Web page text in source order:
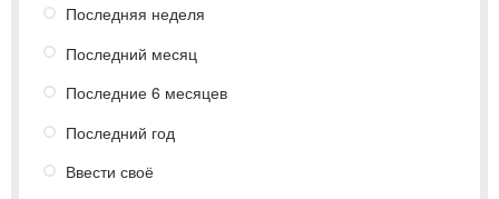
Последняя неделя
Последний месяц
Последние 6 месяцев
Последний год
Ввести своё